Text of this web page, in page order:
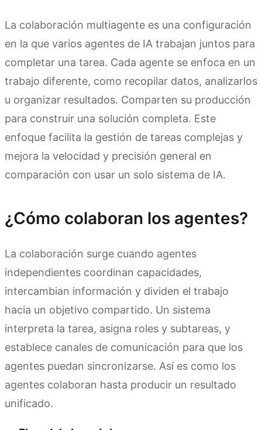
La colaboración multiagente es una configuración
en la que varios agentes de IA trabajan juntos para
completar una tarea. Cada agente se enfoca en un
trabajo diferente, como recopilar datos, analizarlos
u organizar resultados. Comparten su producción
para construir una solución completa. Este
enfoque facilita la gestión de tareas complejas y
mejora la velocidad y precisión general en
comparación con usar un solo sistema de IA.
¿Cómo colaboran los agentes?
La colaboración surge cuando agentes
independientes coordinan capacidades,
intercambian información y dividen el trabajo
hacia un objetivo compartido. Un sistema
interpreta la tarea, asigna roles y subtareas, y
establece canales de comunicación para que los
agentes puedan sincronizarse. Así es como los
agentes colaboran hasta producir un resultado
unificado.